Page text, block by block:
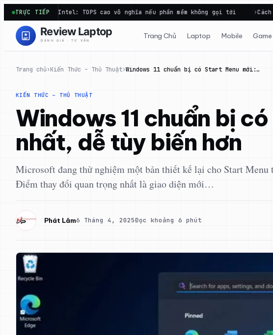
Chuyển
đến
phần
TRỰC TIẾP
NPU Intel: TOPS cao vô nghĩa nếu phần mềm không gọi tới Cách chọn Cấu
Trang Chủ Laptop Mobile Game
Trang chủ›Kiến Thức – Thủ Thuật›Windows 11 chuẩn bị có Start Menu mới:…
KIẾN THỨC – THỦ THUẬT
Windows 11 chuẩn bị
nhất, dễ tùy biến hơn
Microsoft đang thử nghiệm một bản thiết kế lại cho Start
Điểm thay đổi quan trọng nhất là giao diện mới…
Phát Lâm6 Tháng 4, 2025Đọc khoảng 6 phút